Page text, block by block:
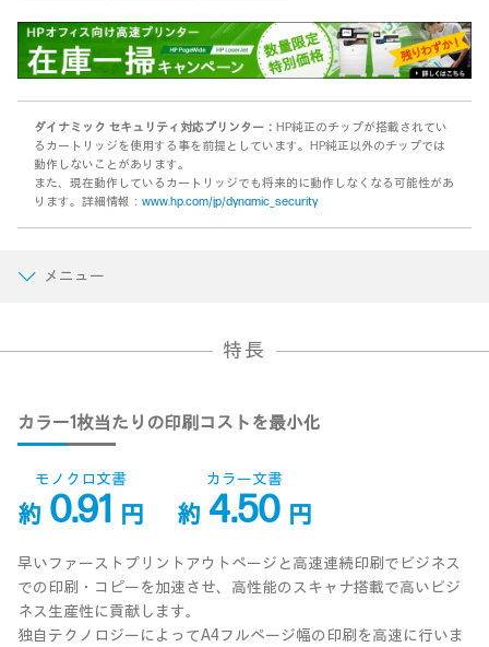
ダイナミック セキュリティ対応プリンター： HP純正のチップが搭載されてい
るカートリッジを使用する事を前提としています。HP純正以外のチップでは
動作しないことがあります。
また、現在動作しているカートリッジでも将来的に動作しなくなる可能性があ
ります。詳細情報： www.hp.com/jp/dynamic_security
メニュー
特長
カラー1枚当たりの印刷コストを最小化
モノクロ文書
約 0.91 円
カラー文書
約 4.50 円
早いファーストプリントアウトページと高速連続印刷でビジネス
での印刷・コピーを加速させ、高性能のスキャナ搭載で高いビジ
ネス生産性に貢献します。
独自テクノロジーによってA4フルページ幅の印刷を高速に行いま